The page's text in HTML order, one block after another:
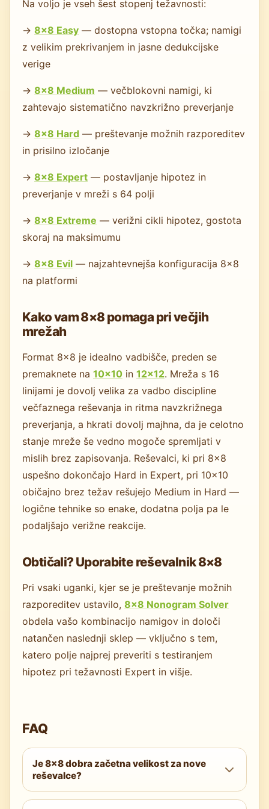
Na voljo je vseh šest stopenj težavnosti:
→ 8×8 Easy — dostopna vstopna točka; namigi
z velikim prekrivanjem in jasne dedukcijske
verige
→ 8×8 Medium — večblokovni namigi, ki
zahtevajo sistematično navzkrižno preverjanje
→ 8×8 Hard — preštevanje možnih razporeditev
in prisilno izločanje
→ 8×8 Expert — postavljanje hipotez in
preverjanje v mreži s 64 polji
→ 8×8 Extreme — verižni cikli hipotez, gostota
skoraj na maksimumu
→ 8×8 Evil — najzahtevnejša konfiguracija 8×8
na platformi
Kako vam 8×8 pomaga pri večjih
mrežah
Format 8×8 je idealno vadbišče, preden se
premaknete na 10×10 in 12×12. Mreža s 16
linijami je dovolj velika za vadbo discipline
večfaznega reševanja in ritma navzkrižnega
preverjanja, a hkrati dovolj majhna, da je celotno
stanje mreže še vedno mogoče spremljati v
mislih brez zapisovanja. Reševalci, ki pri 8×8
uspešno dokončajo Hard in Expert, pri 10×10
običajno brez težav rešujejo Medium in Hard —
logične tehnike so enake, dodatna polja pa le
podaljšajo verižne reakcije.
Obtičali? Uporabite reševalnik 8×8
Pri vsaki uganki, kjer se je preštevanje možnih
razporeditev ustavilo, 8×8 Nonogram Solver
obdela vašo kombinacijo namigov in določi
natančen naslednji sklep — vključno s tem,
katero polje najprej preveriti s testiranjem
hipotez pri težavnosti Expert in višje.
FAQ
Je 8×8 dobra začetna velikost za nove
reševalce?
Lahko je — vendar sta5×5 Easyali6×6